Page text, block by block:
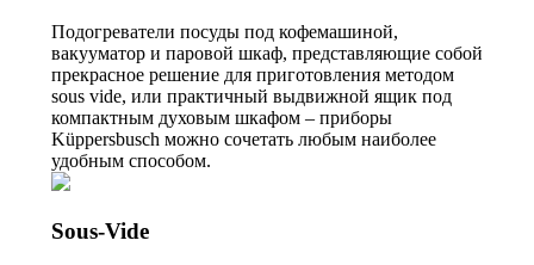
Подогреватели посуды под кофемашиной,
вакууматор и паровой шкаф, представляющие собой
прекрасное решение для приготовления методом
sous vide, или практичный выдвижной ящик под
компактным духовым шкафом – приборы
Küppersbusch можно сочетать любым наиболее
удобным способом.
Sous-Vide